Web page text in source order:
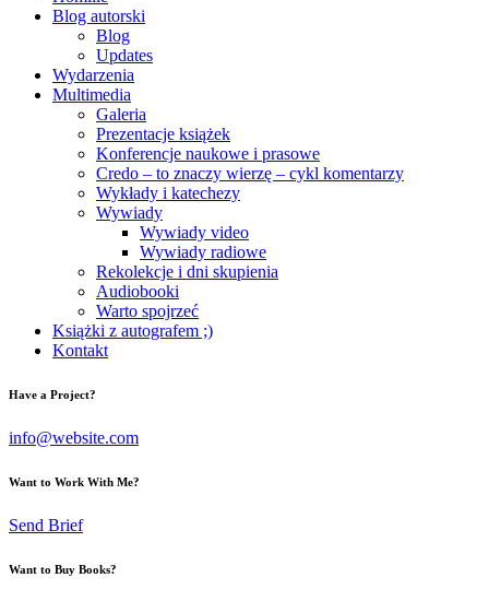
Blog autorski
Blog
Updates
Wydarzenia
Multimedia
Galeria
Prezentacje książek
Konferencje naukowe i prasowe
Credo – to znaczy wierzę – cykl komentarzy
Wykłady i katechezy
Wywiady
Wywiady video
Wywiady radiowe
Rekolekcje i dni skupienia
Audiobooki
Warto spojrzeć
Książki z autografem ;)
Kontakt
Have a Project?
info@website.com
Want to Work With Me?
Send Brief
Want to Buy Books?